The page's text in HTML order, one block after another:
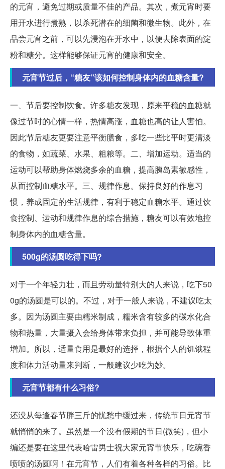
的元宵，避免过期或质量不佳的产品。其次，煮元宵时要
用开水进行煮熟，以杀死潜在的细菌和微生物。此外，在
品尝元宵之前，可以先浸泡在开水中，以便去除表面的淀
粉和糖分。这样能够保证元宵的健康和安全。
元宵节过后，“糖友”该如何控制身体内的血糖含量?
一、节后要控制饮食。许多糖友发现，原来平稳的血糖就
像过节时的心情一样，热情高涨，血糖也高的让人害怕。
因此节后糖友更要注意平衡膳食，多吃一些比平时更清淡
的食物，如蔬菜、水果、粗粮等。二、增加运动。适当的
运动可以帮助身体燃烧多余的血糖，提高胰岛素敏感性，
从而控制血糖水平。三、规律作息。保持良好的作息习
惯，养成固定的生活规律，有利于稳定血糖水平。通过饮
食控制、运动和规律作息的综合措施，糖友可以有效地控
制身体内的血糖含量。
500g的汤圆吃得下吗?
对于一个年轻力壮，而且劳动量特别大的人来说，吃下50
0g的汤圆是可以的。不过，对于一般人来说，不建议吃太
多。因为汤圆主要由糯米制成，糯米含有较多的碳水化合
物和热量，大量摄入会给身体带来负担，并可能导致体重
增加。所以，适量食用是最好的选择，根据个人的饥饿程
度和体力活动量来判断，一般建议少吃为妙。
元宵节都有什么习俗?
还没从每逢春节胖三斤的忧愁中缓过来，传统节日元宵节
就悄悄的来了。虽然是一个没有假期的节日(微笑)，但小
编还是要在这里代表哈雷男士祝大家元宵节快乐，吃碗香
喷喷的汤圆啊！在元宵节，人们有着各种各样的习俗。比